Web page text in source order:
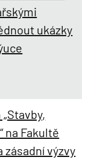
ukázky
na Fakultě
zásadní výzvy